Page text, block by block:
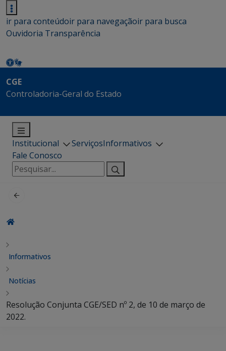
ir para conteúdoir para navegaçãoir para busca
Ouvidoria Transparência
CGE
Controladoria-Geral do Estado
Institucional ServiçosInformativos
Fale Conosco
Pesquisar
por:
Informativos
Notícias
Resolução Conjunta CGE/SED nº 2, de 10 de março de
2022.